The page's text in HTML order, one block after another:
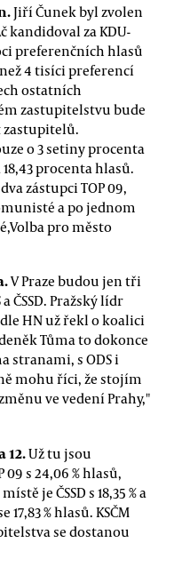
Jiří Čunek byl zvolen
kandidoval za KDU-
preferenčních hlasů
4 tisíci preferencí
ostatních
zastupitelstvu bude
zastupitelů.
o 3 setiny procenta
procenta hlasů.
zástupci TOP 09,
a po jednom
pro město
V Praze budou jen tři
ČSSD. Pražský lídr
HN už řekl o koalici
Tůma to dokonce
stranami, s ODS i
mohu říci, že stojím
ve vedení Prahy,"
12.Už tu jsou
s 24,06 % hlasů,
je ČSSD s 18,35 % a
% hlasů. KSČM
se dostanou